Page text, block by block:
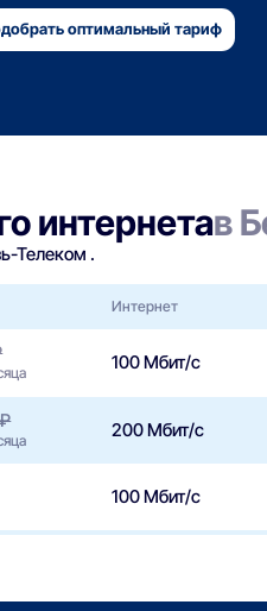
оптимальный тариф
интернетав
Телеком .
Интернет
100 Мбит/с
200 Мбит/с
100 Мбит/с